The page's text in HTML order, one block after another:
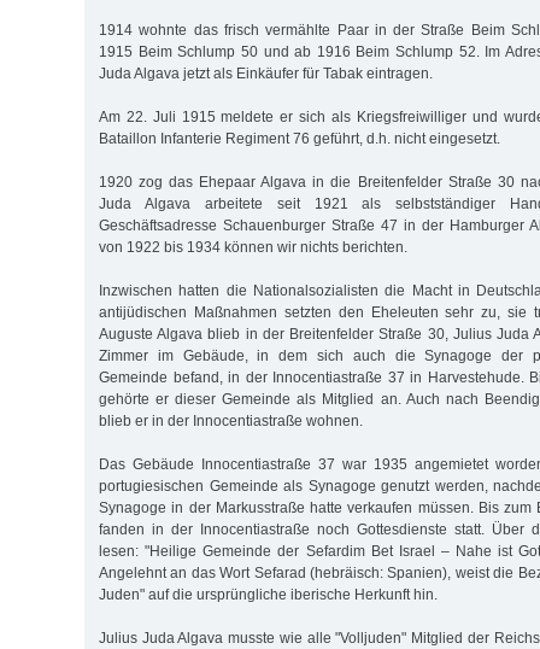
1914 wohnte das frisch vermählte Paar in der Straße Beim
1915 Beim Schlump 50 und ab 1916 Beim Schlump 52. Im
Juda Algava jetzt als Einkäufer für Tabak eintragen.
Am 22. Juli 1915 meldete er sich als Kriegsfreiwilliger und
Bataillon Infanterie Regiment 76 geführt, d.h. nicht eingesetzt.
1920 zog das Ehepaar Algava in die Breitenfelder Straße 30
Juda Algava arbeitete seit 1921 als selbstständiger
Geschäftsadresse Schauenburger Straße 47 in der Hamburger
von 1922 bis 1934 können wir nichts berichten.
Inzwischen hatten die Nationalsozialisten die Macht in
antijüdischen Maßnahmen setzten den Eheleuten sehr zu, sie
Auguste Algava blieb in der Breitenfelder Straße 30, Julius Juda
Zimmer im Gebäude, in dem sich auch die Synagoge der
Gemeinde befand, in der Innocentiastraße 37 in Harvestehude.
gehörte er dieser Gemeinde als Mitglied an. Auch nach
blieb er in der Innocentiastraße wohnen.
Das Gebäude Innocentiastraße 37 war 1935 angemietet
portugiesischen Gemeinde als Synagoge genutzt werden,
Synagoge in der Markusstraße hatte verkaufen müssen. Bis zum
fanden in der Innocentiastraße noch Gottesdienste statt. Über
lesen: "Heilige Gemeinde der Sefardim Bet Israel – Nahe ist
Angelehnt an das Wort Sefarad (hebräisch: Spanien), weist die
Juden" auf die ursprüngliche iberische Herkunft hin.
Julius Juda Algava musste wie alle "Volljuden" Mitglied der